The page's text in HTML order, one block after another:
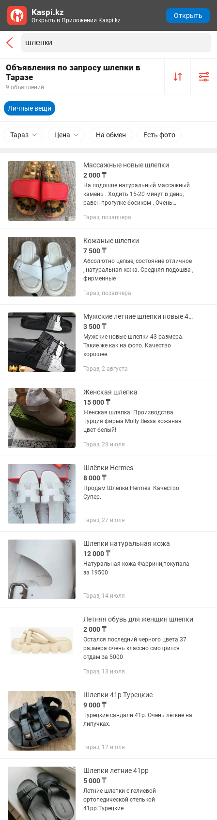
Объявления по запросу шлепки в
Таразе
9 объявлений
Личные вещи
Тараз Цена На обмен Есть фото
Массажные новые шлепки
2 000 ₸
На подошве натуральный массажный
камень . Ходить 15-20 минут в день,
равен прогулке босиком . Очень
продажи, приобретено несколько пар,
Тараз, позавчера
Кожаные шлепки
7 500 ₸
Абсолютно целые, состояние отличное
, натуральная кожа. Средняя подошва ,
фирменные
Тараз, позавчера
Мужские летние шлепки новые 43 размера.
3 500 ₸
Мужские новые шлепки 43 размера.
Такие же как на фото. Качество
хорошее.
Тараз, 2 августа
Женская шлепка
15 000 ₸
Женская шляпка! Производства
Турция фирма Molly Bessa кожаная
цвет белый!
Тараз, 28 июля
Шлёпки Hermes
8 000 ₸
Продам Шлепки Hermes. Качество
Супер.
Тараз, 27 июля
Шлепки натуральная кожа
12 000 ₸
Натуральная кожа Фаррини,покупала
за 19500
Тараз, 14 июля
Летняя обувь для женщин шлепки
2 000 ₸
Остался последний черного цвета 37
размера очень классно смотрится
отдам за 5000
Тараз, 13 июля
Шлепки 41р Турецкие
9 000 ₸
Турецкие сандали 41р. Очень лёгкие на
липучках.
Тараз, 12 июля
Шлепки летние 41рр
5 000 ₸
Летние шлепки с гелиевой
ортопедической стелькой
41рр.Турецкие
Kaspi.kz
Открыть в Приложении Kaspi.kz
Открыть